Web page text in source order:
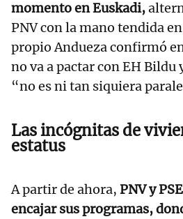
momento en Euskadi,
PNV con la mano tendida
propio Andueza confirmó
no va a pactar con EH Bildu
“no es ni tan siquiera
Las incógnitas de
estatus
A partir de ahora, PNV y
encajar sus programas,